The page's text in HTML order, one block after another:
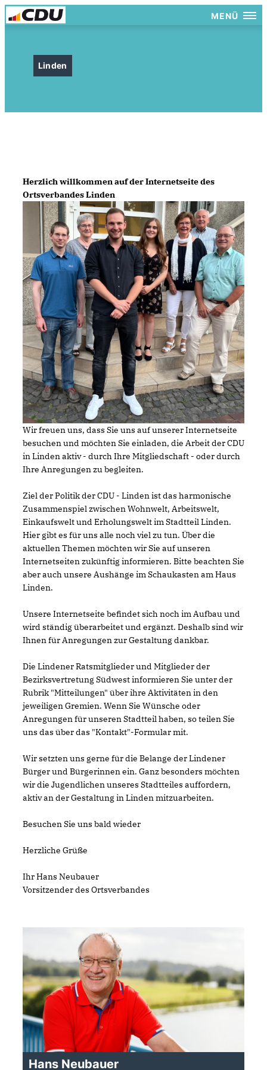
MENÜ
Linden
Herzlich willkommen auf der Internetseite des
Ortsverbandes Linden
Wir freuen uns, dass Sie uns auf unserer Internetseite
besuchen und möchten Sie einladen, die Arbeit der CDU
in Linden aktiv - durch Ihre Mitgliedschaft - oder durch
Ihre Anregungen zu begleiten.
Ziel der Politik der CDU - Linden ist das harmonische
Zusammenspiel zwischen Wohnwelt, Arbeitswelt,
Einkaufswelt und Erholungswelt im Stadtteil Linden.
Hier gibt es für uns alle noch viel zu tun. Über die
aktuellen Themen möchten wir Sie auf unseren
Internetseiten zukünftig informieren. Bitte beachten Sie
aber auch unsere Aushänge im Schaukasten am Haus
Linden.
Unsere Internetseite befindet sich noch im Aufbau und
wird ständig überarbeitet und ergänzt. Deshalb sind wir
Ihnen für Anregungen zur Gestaltung dankbar.
Die Lindener Ratsmitglieder und Mitglieder der
Bezirksvertretung Südwest informieren Sie unter der
Rubrik "Mitteilungen" über ihre Aktivitäten in den
jeweiligen Gremien. Wenn Sie Wünsche oder
Anregungen für unseren Stadtteil haben, so teilen Sie
uns das über das "Kontakt"-Formular mit.
Wir setzten uns gerne für die Belange der Lindener
Bürger und Bürgerinnen ein. Ganz besonders möchten
wir die Jugendlichen unseres Stadtteiles auffordern,
aktiv an der Gestaltung in Linden mitzuarbeiten.
Besuchen Sie uns bald wieder
Herzliche Grüße
Ihr Hans Neubauer
Vorsitzender des Ortsverbandes
Hans Neubauer